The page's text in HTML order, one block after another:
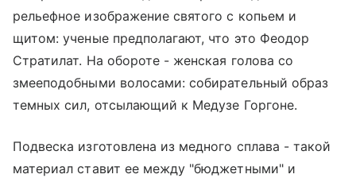
рельефное изображение святого с копьем и
щитом: ученые предполагают, что это Феодор
Стратилат. На обороте - женская голова со
змееподобными волосами: собирательный образ
темных сил, отсылающий к Медузе Горгоне.
Подвеска изготовлена из медного сплава - такой
материал ставит ее между "бюджетными" и